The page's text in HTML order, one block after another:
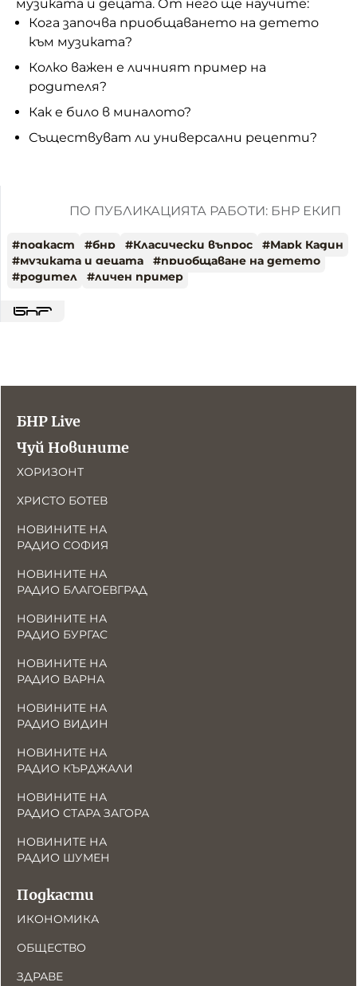
музиката и децата. От него ще научите:
Кога започва приобщаването на детето
към музиката?
Колко важен е личният пример на
родителя?
Как е било в миналото?
Съществуват ли универсални рецепти?
ПО ПУБЛИКАЦИЯТА РАБОТИ: БНР ЕКИП
#подкаст #бнр #Класически въпрос #Марк Кадин
#музиката и децата #приобщаване на детето
#родител #личен пример
БНР Live
Чуй Новините
ХОРИЗОНТ
ХРИСТО БОТЕВ
НОВИНИТЕ НА
РАДИО СОФИЯ
НОВИНИТЕ НА
РАДИО БЛАГОЕВГРАД
НОВИНИТЕ НА
РАДИО БУРГАС
НОВИНИТЕ НА
РАДИО ВАРНА
НОВИНИТЕ НА
РАДИО ВИДИН
НОВИНИТЕ НА
РАДИО КЪРДЖАЛИ
НОВИНИТЕ НА
РАДИО СТАРА ЗАГОРА
НОВИНИТЕ НА
РАДИО ШУМЕН
Подкасти
ИКОНОМИКА
ОБЩЕСТВО
ЗДРАВЕ